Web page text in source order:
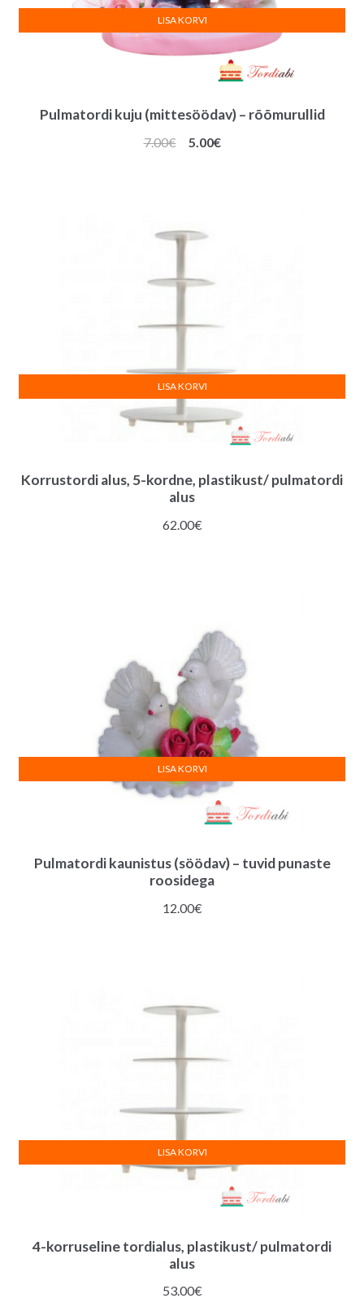
Pulmatordi kuju (mittesöödav) – rõõmurullid
7.00€
Algne
5.00€Praegune
LISA KORVI
Korrustordi alus, 5-kordne, plastikust/ pulmatordi
alus
62.00€
LISA KORVI
Pulmatordi kaunistus (söödav) – tuvid punaste
roosidega
12.00€
LISA KORVI
4-korruseline tordialus, plastikust/ pulmatordi
alus
53.00€
LISA KORVI